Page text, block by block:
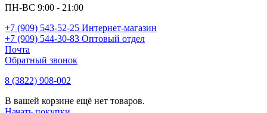
ПН-ВС 9:00 - 21:00
+7 (909) 543-52-25 Интернет-магазин
+7 (909) 544-30-83 Оптовый отдел
Почта
Обратный звонок
8 (3822) 908-002
В вашей корзине ещё нет товаров.